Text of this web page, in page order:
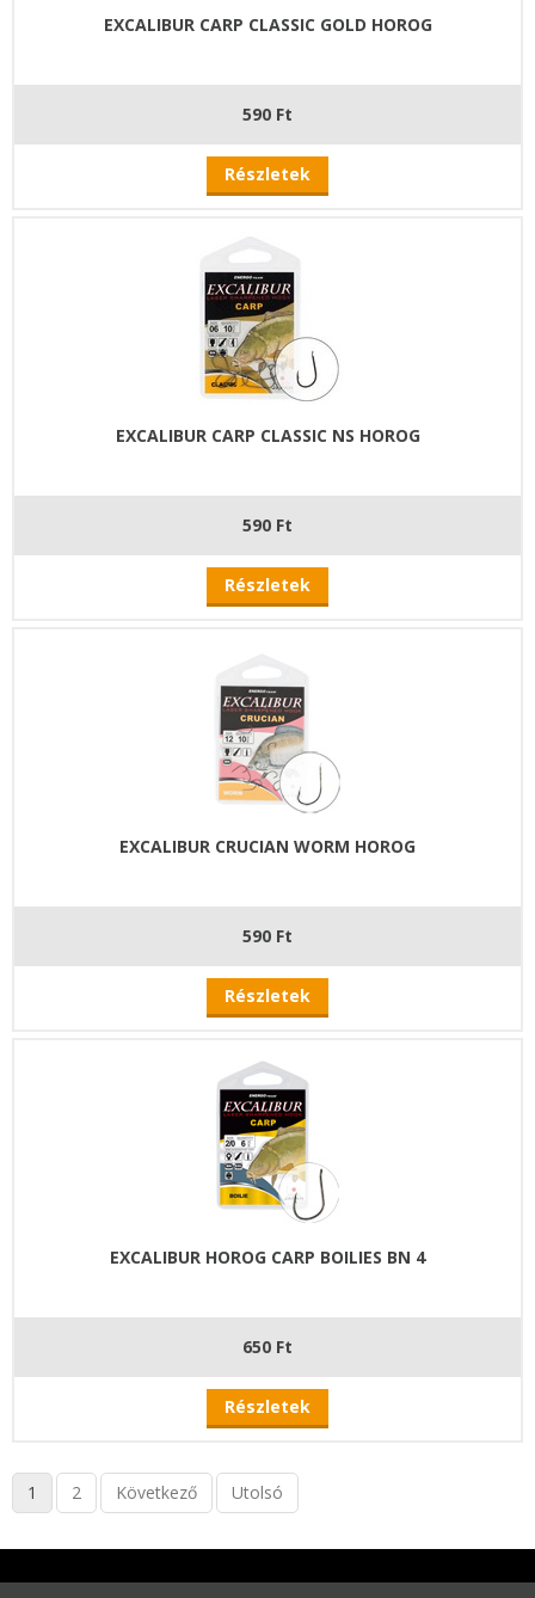
EXCALIBUR CARP CLASSIC GOLD HOROG
590 Ft
Részletek
EXCALIBUR CARP CLASSIC NS HOROG
590 Ft
Részletek
EXCALIBUR CRUCIAN WORM HOROG
590 Ft
Részletek
EXCALIBUR HOROG CARP BOILIES BN 4
650 Ft
Részletek
1 2 Következő Utolsó